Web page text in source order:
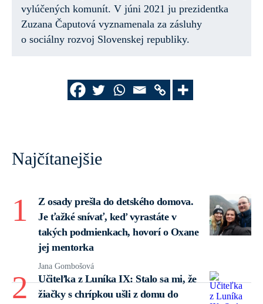
vylúčených komunít. V júni 2021 ju prezidentka
Zuzana Čaputová vyznamenala za zásluhy
o sociálny rozvoj Slovenskej republiky.
Najčítanejšie
Z osady prešla do detského domova.
Je ťažké snívať, keď vyrastáte v
takých podmienkach, hovorí o Oxane
jej mentorka
Jana Gombošová
Učiteľka z Luníka IX: Stalo sa mi, že
žiačky s chrípkou ušli z domu do